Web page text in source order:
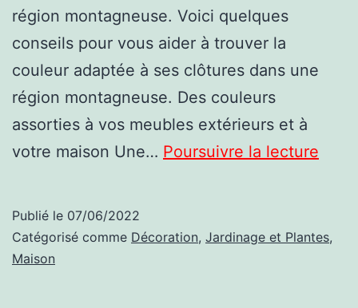
région montagneuse. Voici quelques
conseils pour vous aider à trouver la
couleur adaptée à ses clôtures dans une
région montagneuse. Des couleurs
assorties à vos meubles extérieurs et à
votre maison Une… Poursuivre la lecture
pour
Publié le 07/06/2022
Catégorisé comme Décoration, Jardinage et Plantes,
Maison